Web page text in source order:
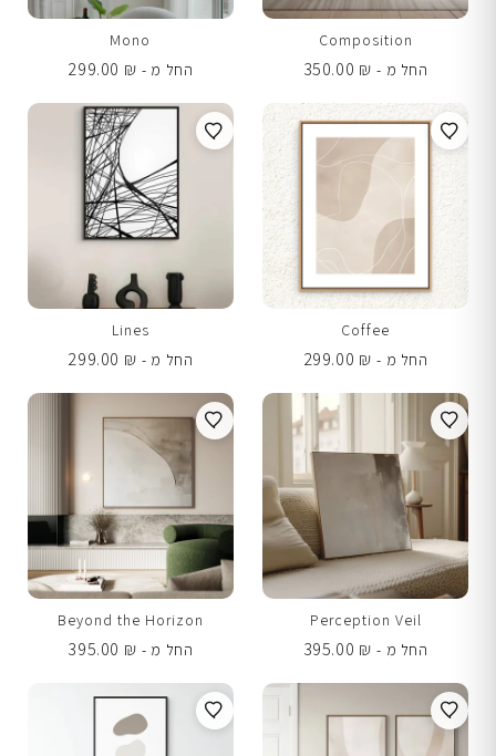
Composition
החל מ -
350.00 ₪
Mono
החל מ -
299.00 ₪
Coffee
החל מ -
299.00 ₪
Lines
החל מ -
299.00 ₪
Perception Veil
החל מ -
395.00 ₪
Beyond the Horizon
החל מ -
395.00 ₪